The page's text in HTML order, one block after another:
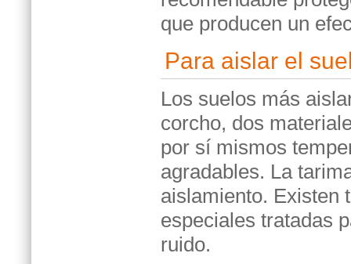
que producen un
Para aislar el
Los suelos más
corcho, dos
por sí mismos
agradables. La
aislamiento. Existen
especiales tratadas
ruido.